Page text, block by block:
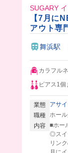
SUGARY
【7月に
アウト専
す♪舞浜駅
カラフル
ピアス1個
業態 アサ
職種 ホー
内容 ■ホー
◎スイ
リン